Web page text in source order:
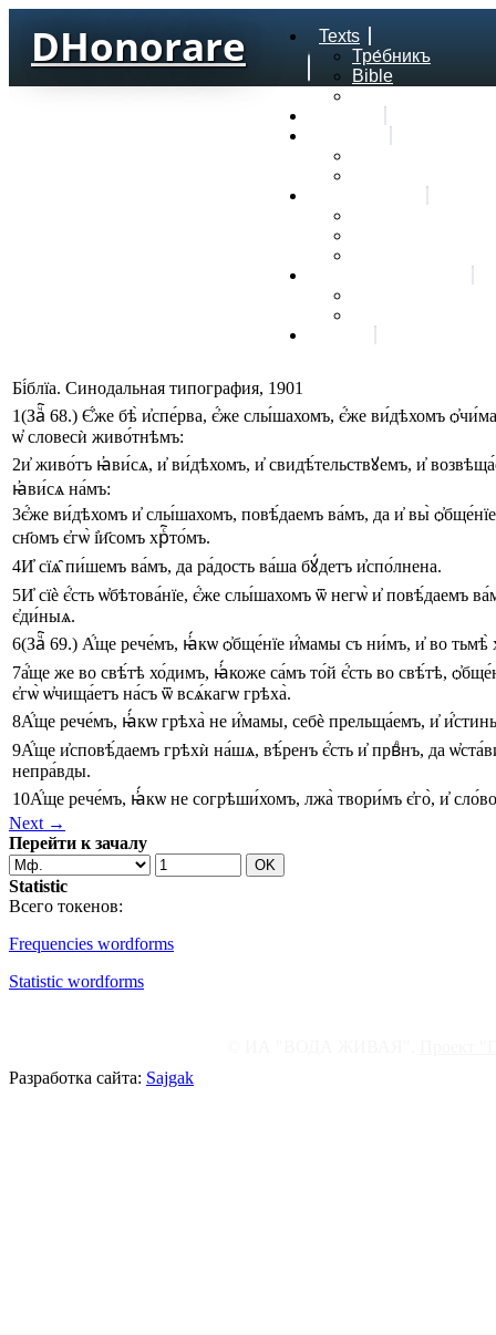
DHonorare
Texts
Тре́бникъ
Bible
Бі́блїа. Синодальная типография, 1901
1(Заⷱ҇ 68.) Є҆́же бѣ̀ и҆спе́рва, є҆́же слы́шахомъ, є҆́же ви́дѣхомъ ѻ҆чи́ма
ѡ҆ словесѝ живо́тнѣмъ:
2и҆ живо́тъ ꙗ҆ви́сѧ, и҆ ви́дѣхомъ, и҆ свидѣ́тельствꙋемъ, и҆
ꙗ҆ви́сѧ на́мъ:
3є҆́же ви́дѣхомъ и҆ слы́шахомъ, повѣ́даемъ ва́мъ, да и҆ вы̀ ѻ҆бще́нїе
сн҃омъ є҆гѡ̀ і҆и҃сомъ хрⷭ҇то́мъ.
4И҆ сїѧ̑ пи́шемъ ва́мъ, да ра́дость ва́ша бꙋ́детъ и҆спо́лнена.
5И҆ сїѐ є҆́сть ѡ҆бѣтова́нїе, є҆́же слы́шахомъ ѿ негѡ̀ и҆ повѣ́даемъ
є҆ди́ныѧ.
6(Заⷱ҇ 69.) А҆́ще рече́мъ, ꙗ҆́кѡ ѻ҆бще́нїе и҆́мамы съ ни́мъ, и҆ во тьмѣ̀
7а҆́ще же во свѣ́тѣ хо́димъ, ꙗ҆́коже са́мъ то́й є҆́сть во свѣ́тѣ,
є҆гѡ̀ ѡ҆чища́етъ на́съ ѿ всѧ́кагѡ грѣха̀.
8А҆́ще рече́мъ, ꙗ҆́кѡ грѣха̀ не и҆́мамы, себѐ прельща́емъ, и҆
9А҆́ще и҆сповѣ́даемъ грѣхѝ на́шѧ, вѣ́ренъ є҆́сть и҆ првⷣнъ, да
непра́вды.
10А҆́ще рече́мъ, ꙗ҆́кѡ не согрѣши́хомъ, лжа̀ твори́мъ є҆го̀, и҆ сло́во
Next →
Перейти к зачалу
Statistic
Всего токенов:
Frequencies wordforms
Statistic wordforms
Разработка сайта: Sajgak